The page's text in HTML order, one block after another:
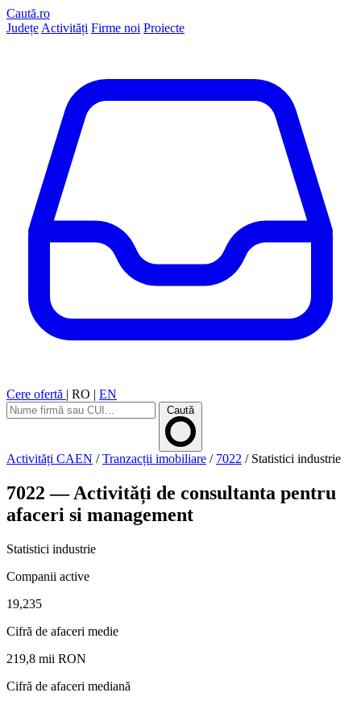
Caută.ro
Județe Activități Firme noi Proiecte
Cere ofertă | RO | EN
Caută
Activități CAEN / Tranzacții imobiliare / 7022 / Statistici industrie
7022 — Activități de consultanta pentru
afaceri si management
Statistici industrie
Companii active
19,235
Cifră de afaceri medie
219,8 mii RON
Cifră de afaceri mediană